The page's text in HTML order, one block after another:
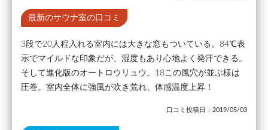
最新のサウナ室の口コミ
3段で20人程入れる室内には大きな窓もついている。84℃表
示でマイルドな印象だが、湿度もあり心地よく発汗できる。
そして進化版のオートロウリュウ。18この風穴が並ぶ様は
圧巻。室内全体に強風が吹き荒れ、体感温度上昇！
口コミ投稿日：2019/05/03